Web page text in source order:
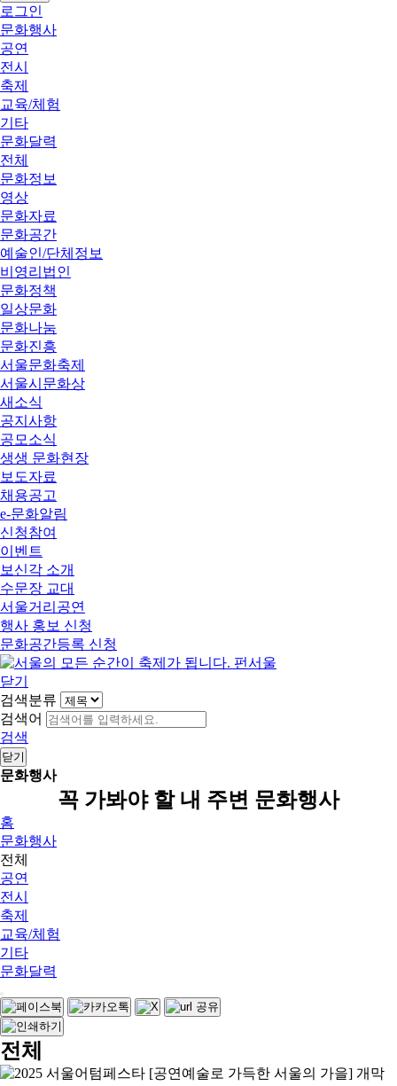
로그인
문화행사
공연
전시
축제
교육/체험
기타
문화달력
전체
문화정보
영상
문화자료
문화공간
예술인/단체정보
비영리법인
문화정책
일상문화
문화나눔
문화진흥
서울문화축제
서울시문화상
새소식
공지사항
공모소식
생생 문화현장
보도자료
채용공고
e-문화알림
신청참여
이벤트
보신각 소개
수문장 교대
서울거리공연
행사 홍보 신청
문화공간등록 신청
닫기
검색분류
검색어
검색
닫기
문화행사
꼭 가봐야 할 내 주변 문화행사
홈
문화행사
전체
공연
전시
축제
교육/체험
기타
문화달력
전체